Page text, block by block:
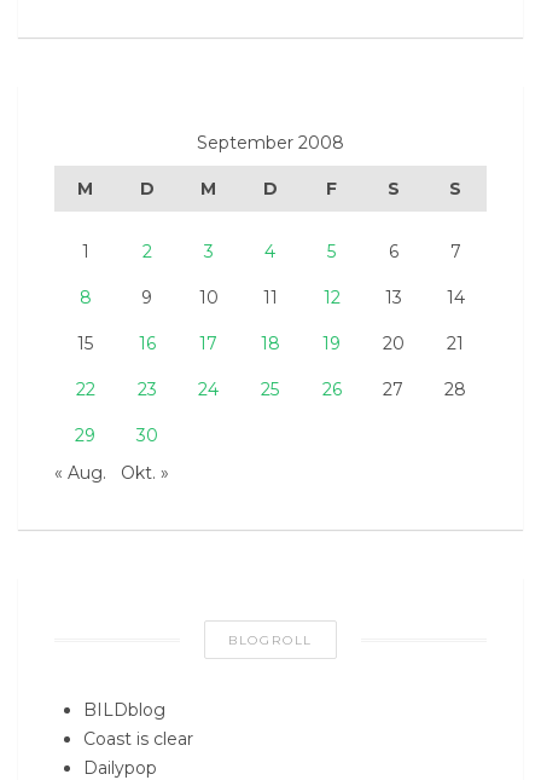
September 2008
M D M D F S S
1 2 3 4 5 6 7
8 9 10 11 12 13 14
15 16 17 18 19 20 21
22 23 24 25 26 27 28
29
30
« Aug.
Okt. »
BLOGROLL
BILDblog
Coast is clear
Dailypop